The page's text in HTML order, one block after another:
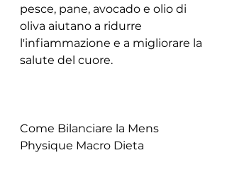
pesce, pane, avocado e olio di
oliva aiutano a ridurre
l'infiammazione e a migliorare la
salute del cuore.
Come Bilanciare la Mens
Physique Macro Dieta